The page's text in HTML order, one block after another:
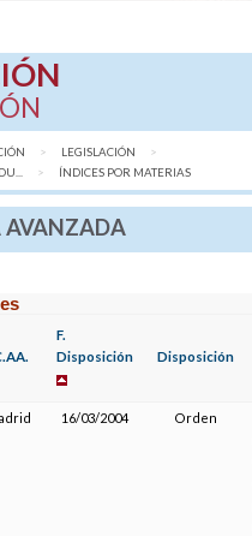
LEGISLACIÓN
AQUÍ:
ÍNDICES POR MATERIAS
AVANZADA
F.
Disposición
Disposición
16/03/2004 Orden